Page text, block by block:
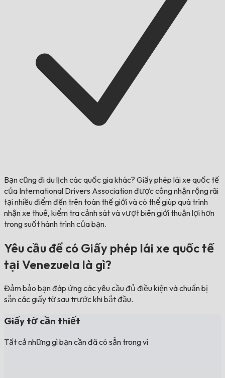
Bạn cũng đi du lịch các quốc gia khác? Giấy phép lái xe quốc tế
của International Drivers Association được công nhận rộng rãi
tại nhiều điểm đến trên toàn thế giới và có thể giúp quá trình
nhận xe thuê, kiểm tra cảnh sát và vượt biên giới thuận lợi hơn
trong suốt hành trình của bạn.
Yêu cầu để có Giấy phép lái xe quốc tế
tại Venezuela là gì?
Đảm bảo bạn đáp ứng các yêu cầu đủ điều kiện và chuẩn bị
sẵn các giấy tờ sau trước khi bắt đầu.
Giấy tờ cần thiết
Tất cả những gì bạn cần đã có sẵn trong ví